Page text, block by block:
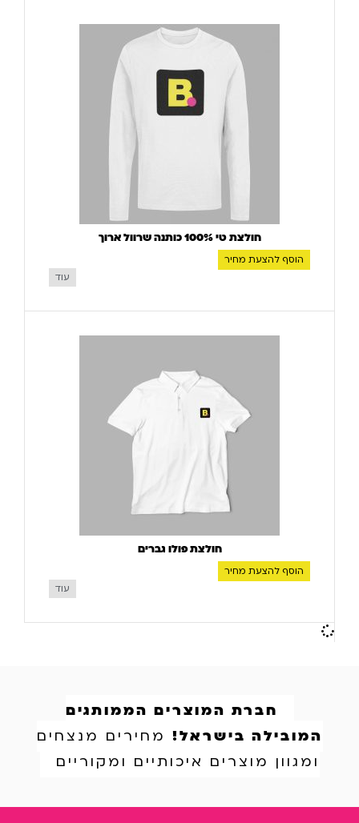
חולצת טי 100% כותנה שרוול ארוך
הוסף להצעת מחיר
עוד
חולצת פולו גברים
הוסף להצעת מחיר
עוד
חברת המוצרים הממותגים
המובילה בישראל! מחירים מנצחים
ומגוון מוצרים איכותיים ומקוריים